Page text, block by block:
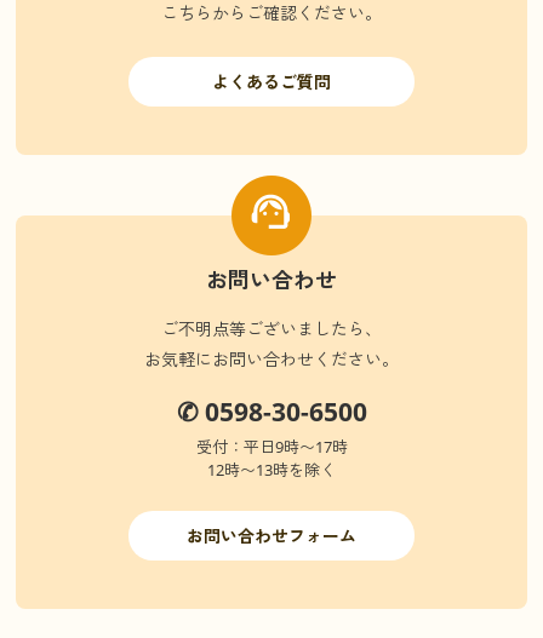
こちらからご確認ください。
よくあるご質問
お問い合わせ
ご不明点等ございましたら、
お気軽にお問い合わせください。
✆ 0598-30-6500
受付：平日9時〜17時
12時〜13時を除く
お問い合わせフォーム